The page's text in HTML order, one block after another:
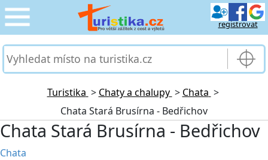
registrovat
CESTOVÁNÍ
PRO TURISTY ›
MOJE TURISTIKA
Turistika > Chaty a chalupy > Chata >
Chata Stará Brusírna - Bedřichov
Chata Stará Brusírna - Bedřichov
Chata